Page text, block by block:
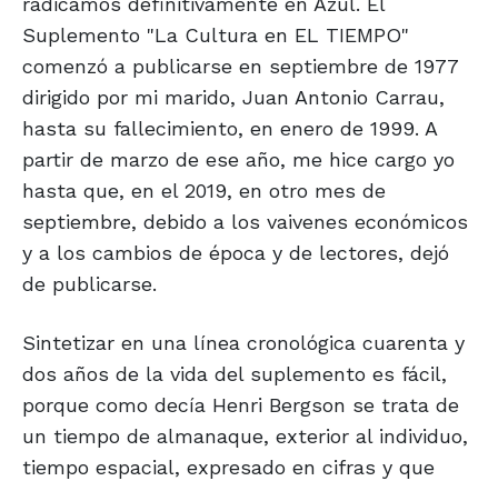
Suplemento "La Cultura en EL TIEMPO"
comenzó a publicarse en septiembre de 1977
dirigido por mi marido, Juan Antonio Carrau,
hasta su fallecimiento, en enero de 1999. A
partir de marzo de ese año, me hice cargo yo
hasta que, en el 2019, en otro mes de
septiembre, debido a los vaivenes económicos
y a los cambios de época y de lectores, dejó
de publicarse.
Sintetizar en una línea cronológica cuarenta y
dos años de la vida del suplemento es fácil,
porque como decía Henri Bergson se trata de
un tiempo de almanaque, exterior al individuo,
tiempo espacial, expresado en cifras y que